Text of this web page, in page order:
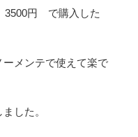
円 で購入した
メンテで使えて楽で
た。